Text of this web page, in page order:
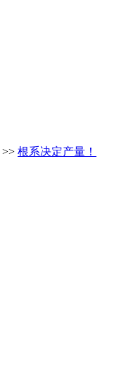
>> 根系决定产量！